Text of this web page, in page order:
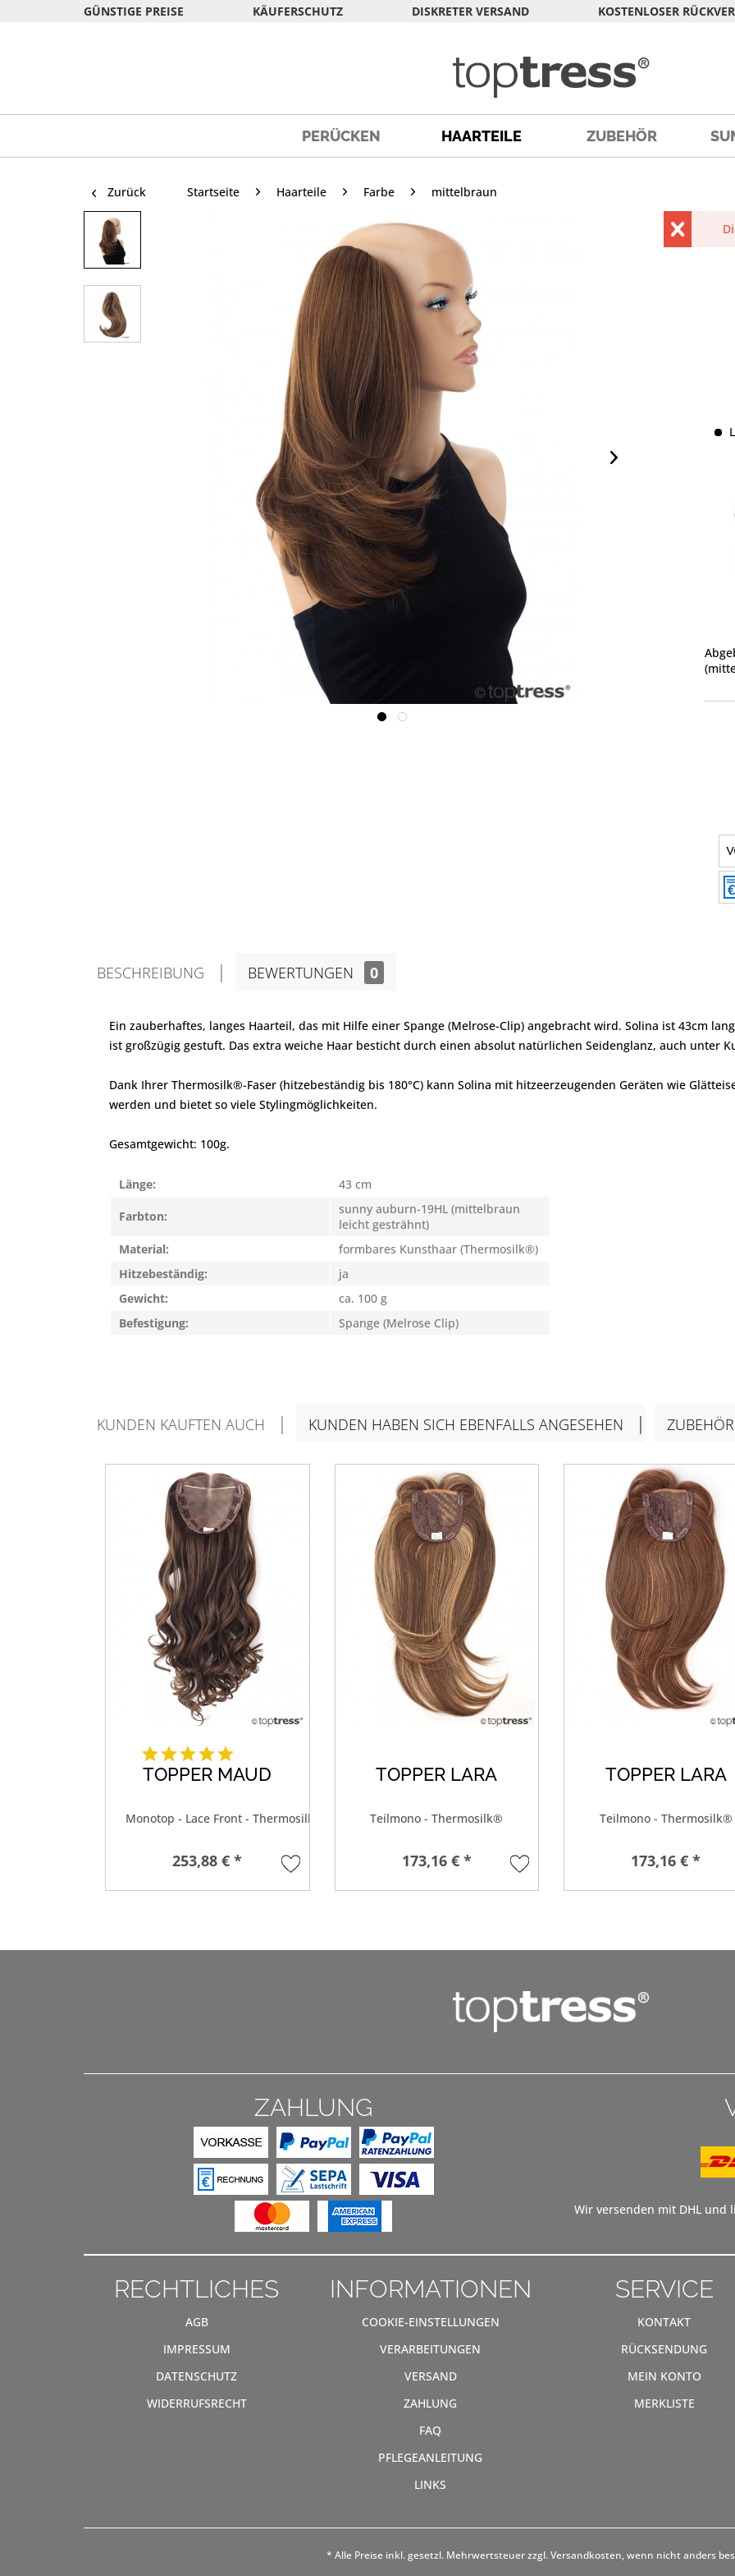
GÜNSTIGE PREISE KÄUFERSCHUTZ DISKRETER VERSAND KOSTENLOSER
PERÜCKEN HAARTEILE ZUBEHÖR
Zurück Startseite Haarteile Farbe mittelbraun
BESCHREIBUNG BEWERTUNGEN 0
Ein zauberhaftes, langes Haarteil, das mit Hilfe einer Spange (Melrose-Clip) angebracht wird. Solina ist 43cm
ist großzügig gestuft. Das extra weiche Haar besticht durch einen absolut natürlichen Seidenglanz, auch unter
Dank Ihrer Thermosilk®-Faser (hitzebeständig bis 180°C) kann Solina mit hitzeerzeugenden Geräten wie
werden und bietet so viele Stylingmöglichkeiten.
Gesamtgewicht: 100g.
Länge: 43 cm
Farbton:
sunny auburn-19HL (mittelbraun
leicht gesträhnt)
Material:
formbares Kunsthaar (Thermosilk®)
Hitzebeständig:
ja
Gewicht:
ca. 100 g
Befestigung:
Spange (Melrose Clip)
KUNDEN KAUFTEN AUCH KUNDEN HABEN SICH EBENFALLS ANGESEHEN
TOPPER MAUD
Monotop - Lace Front - Thermosilk®
253,88 € *
TOPPER LARA
Teilmono - Thermosilk®
173,16 € *
TOPPER LARA
Teilmono - Thermosilk®
173,16 € *
ZAHLUNG
Wir versenden mit DHL und
RECHTLICHES
AGB
IMPRESSUM
DATENSCHUTZ
WIDERRUFSRECHT
INFORMATIONEN
COOKIE-EINSTELLUNGEN
VERARBEITUNGEN
VERSAND
ZAHLUNG
FAQ
PFLEGEANLEITUNG
LINKS
SERVICE
KONTAKT
RÜCKSENDUNG
MEIN KONTO
MERKLISTE
* Alle Preise inkl. gesetzl. Mehrwertsteuer zzgl.Versandkosten, wenn nicht anders